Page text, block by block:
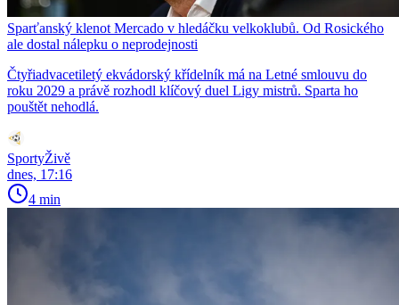
Sparťanský klenot Mercado v hledáčku velkoklubů. Od Rosického
ale dostal nálepku o neprodejnosti
Čtyřiadvacetiletý ekvádorský křídelník má na Letné smlouvu do
roku 2029 a právě rozhodl klíčový duel Ligy mistrů. Sparta ho
pouštět nehodlá.
SportyŽivě
dnes, 17:16
4 min